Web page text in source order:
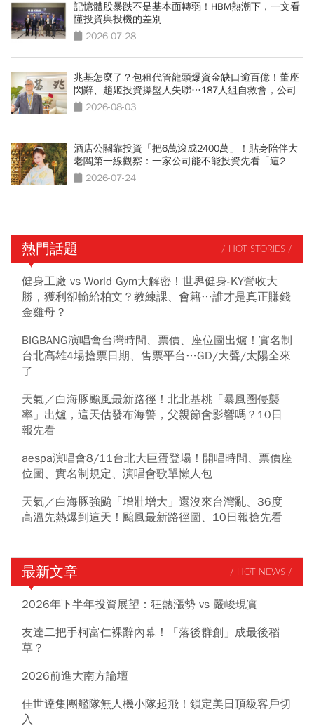
記憶體股暴跌不是基本面轉弱！HBM熱潮下，一文看
懂投資與投機的差別
2026-07-28
兆基怎麼了？包租代管龍頭爆資金缺口逾百億！董座
閃辭、趙姬投資操盤人失聯…187人組自救會，公司
最新聲明
2026-08-03
酒店公關靠投資「把6萬滾成2400萬」！貼身陪伴大
老闆第一線觀察：一家公司能不能投資先看「這2
點」2026-07-24
熱門話題 / HOT STORIES /
健身工廠 vs World Gym大解密！世界健身-KY營收大
勝，獲利卻輸給柏文？教練課、會籍…誰才是真正賺錢
金雞母？
BIGBANG演唱會台灣時間、票價、座位圖出爐！實名制
台北高雄4場搶票日期、售票平台…GD/大聲/太陽全來
了
天氣／白海豚颱風最新路徑！北北基桃「暴風圈侵襲
率」出爐，這天估發布海警，父親節會影響嗎？10日
報先看
aespa演唱會8/11台北大巨蛋登場！開唱時間、票價座
位圖、實名制規定、演唱會歌單懶人包
天氣／白海豚強颱「增壯增大」還沒來台灣亂、36度
高溫先熱爆到這天！颱風最新路徑圖、10日報搶先看
最新文章 / HOT NEWS /
2026年下半年投資展望：狂熱漲勢 vs 嚴峻現實
友達二把手柯富仁裸辭內幕！「落後群創」成最後稻
草？
2026前進大南方論壇
佳世達集團艦隊無人機小隊起飛！鎖定美日頂級客戶切
入